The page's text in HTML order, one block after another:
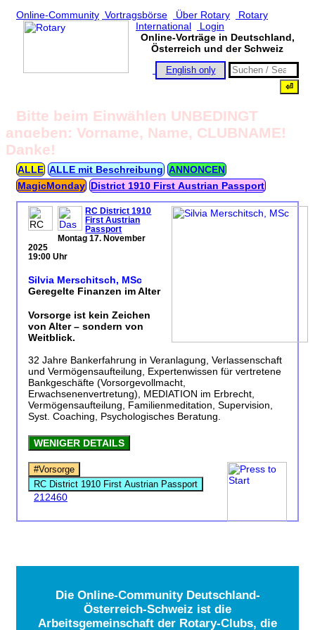
Online-Community Vortragsbörse Über Rotary
Rotary
International
Login
Online-Vorträge in Deutschland,
Österreich und der Schweiz
English only
Bitte beim Einwählen UNBEDINGT
angeben: Vorname, Name, CLUBNAME!
Danke!
ALLE ALLE mit Beschreibung ANNONCEN
MagicMonday District 1910 First Austrian Passport
RC District 1910
First Austrian
Passport
Montag 17. November
2025
19:00 Uhr
Silvia Merschitsch, MSc
Geregelte Finanzen im Alter
Vorsorge ist kein Zeichen
von Alter – sondern von
Weitblick.
32 Jahre Bankerfahrung in Veranlagung, Verlassenschaft
und Vermögensaufteilung, Expertenwissen für vertretene
Bankgeschäfte (Vorsorgevollmacht,
Erwachsenenvertretung), MEDIATION im Erbrecht,
Vermögensaufteilung, Familienmeditation, Supervision,
Syst. Coaching, Psychologisches Beratung.
WENIGER DETAILS
#Vorsorge
RC District 1910 First Austrian Passport
212460
Die Online-Community Deutschland-
Österreich-Schweiz ist die
Arbeitsgemeinschaft der Rotary-Clubs, die